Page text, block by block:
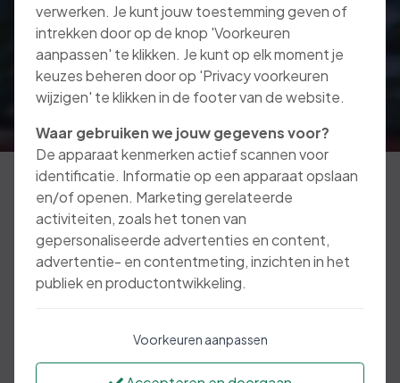
We zijn met z’n allen
vaak en veel onderweg.
ernstige gevolgen, maar gelukkig vaak ook
met alleen materiële schade. Een schade kan
verwerken. Je kunt jouw toestemming geven of
intrekken door op de knop 'Voorkeuren
aanpassen' te klikken. Je kunt op elk moment je
keuzes beheren door op 'Privacy voorkeuren
wijzigen' te klikken in de footer van de website.
Waar gebruiken we jouw gegevens voor?
De apparaat kenmerken actief scannen voor
identificatie. Informatie op een apparaat opslaan
en/of openen. Marketing gerelateerde
activiteiten, zoals het tonen van
gepersonaliseerde advertenties en content,
advertentie- en contentmeting, inzichten in het
publiek en productontwikkeling.
Voorkeuren aanpassen